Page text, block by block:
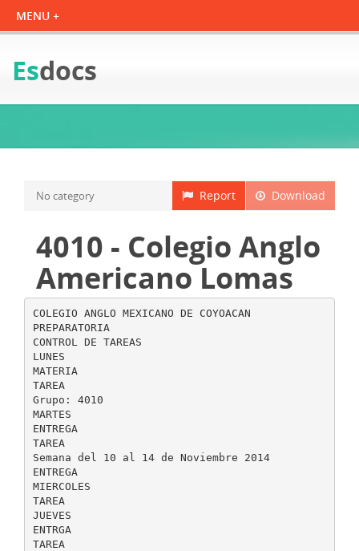
Esdocs
Download
Report
No category
4010 - Colegio Anglo
Americano Lomas
COLEGIO ANGLO MEXICANO DE COYOACAN
PREPARATORIA
CONTROL DE TAREAS
LUNES
MATERIA
TAREA
Grupo: 4010
MARTES
ENTREGA
TAREA
Semana del 10 al 14 de Noviembre 2014
ENTREGA
MIERCOLES
TAREA
JUEVES
ENTRGA
TAREA